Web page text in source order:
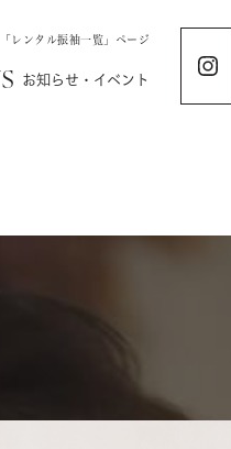
レンタル振袖一覧」ページ
お知らせ・イベント